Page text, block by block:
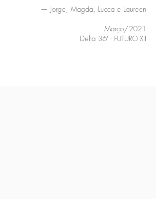
— Jorge, Magda, Lucca e Laureen
Março/2021
Delta 36' - FUTURO XII